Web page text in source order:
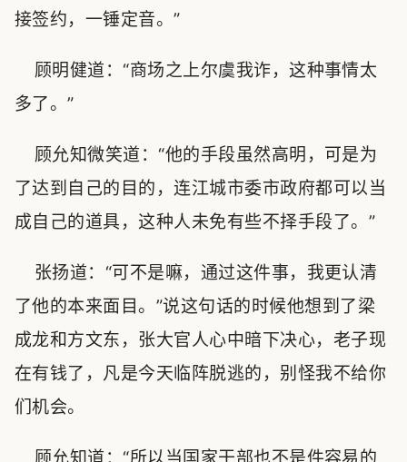
接签约，一锤定音。”
顾明健道：“商场之上尔虞我诈，这种事情太
多了。”
顾允知微笑道：“他的手段虽然高明，可是为
了达到自己的目的，连江城市委市政府都可以当
成自己的道具，这种人未免有些不择手段了。”
张扬道：“可不是嘛，通过这件事，我更认清
了他的本来面目。”说这句话的时候他想到了梁
成龙和方文东，张大官人心中暗下决心，老子现
在有钱了，凡是今天临阵脱逃的，别怪我不给你
们机会。